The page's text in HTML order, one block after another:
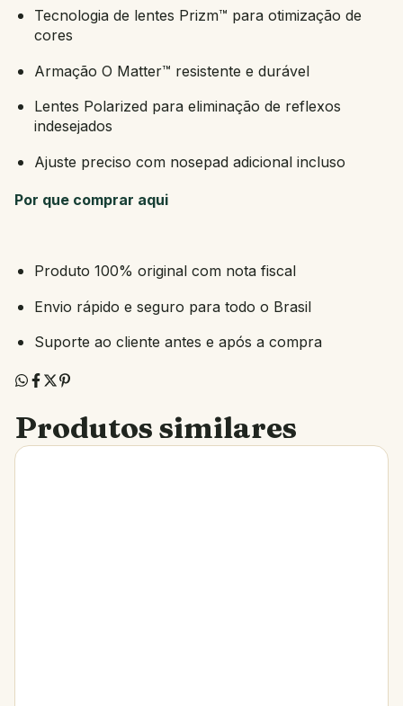
Tecnologia de lentes Prizm™ para otimização de
cores
Armação O Matter™ resistente e durável
Lentes Polarized para eliminação de reflexos
indesejados
Ajuste preciso com nosepad adicional incluso
Por que comprar aqui
Produto 100% original com nota fiscal
Envio rápido e seguro para todo o Brasil
Suporte ao cliente antes e após a compra
Produtos similares